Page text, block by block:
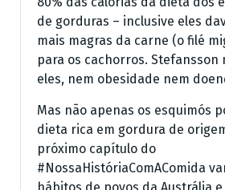
de gorduras – inclusive eles
mais magras da carne (o filé
para os cachorros. Stefansson
eles, nem obesidade nem
Mas não apenas os esquimós
dieta rica em gordura de
próximo capítulo do
#NossaHistóriaComAComida